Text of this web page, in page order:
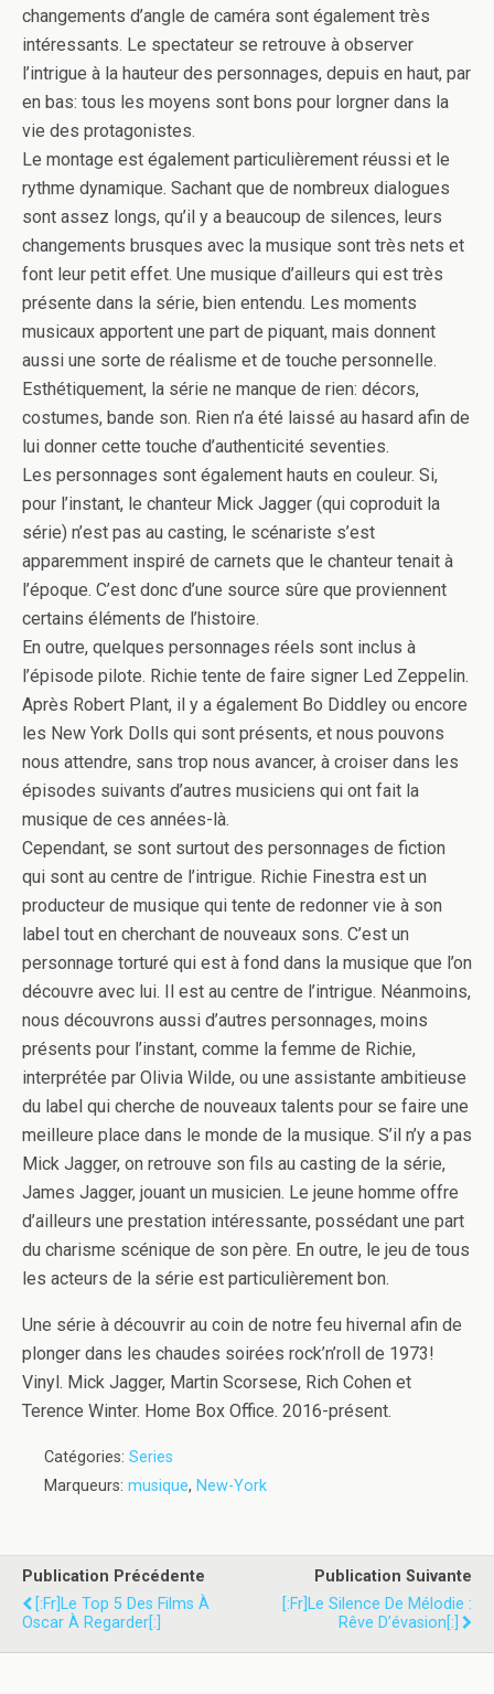
changements d’angle de caméra sont également très
intéressants. Le spectateur se retrouve à observer
l’intrigue à la hauteur des personnages, depuis en haut, par
en bas: tous les moyens sont bons pour lorgner dans la
vie des protagonistes.
Le montage est également particulièrement réussi et le
rythme dynamique. Sachant que de nombreux dialogues
sont assez longs, qu’il y a beaucoup de silences, leurs
changements brusques avec la musique sont très nets et
font leur petit effet. Une musique d’ailleurs qui est très
présente dans la série, bien entendu. Les moments
musicaux apportent une part de piquant, mais donnent
aussi une sorte de réalisme et de touche personnelle.
Esthétiquement, la série ne manque de rien: décors,
costumes, bande son. Rien n’a été laissé au hasard afin de
lui donner cette touche d’authenticité seventies.
Les personnages sont également hauts en couleur. Si,
pour l’instant, le chanteur Mick Jagger (qui coproduit la
série) n’est pas au casting, le scénariste s’est
apparemment inspiré de carnets que le chanteur tenait à
l’époque. C’est donc d’une source sûre que proviennent
certains éléments de l’histoire.
En outre, quelques personnages réels sont inclus à
l’épisode pilote. Richie tente de faire signer Led Zeppelin.
Après Robert Plant, il y a également Bo Diddley ou encore
les New York Dolls qui sont présents, et nous pouvons
nous attendre, sans trop nous avancer, à croiser dans les
épisodes suivants d’autres musiciens qui ont fait la
musique de ces années-là.
Cependant, se sont surtout des personnages de fiction
qui sont au centre de l’intrigue. Richie Finestra est un
producteur de musique qui tente de redonner vie à son
label tout en cherchant de nouveaux sons. C’est un
personnage torturé qui est à fond dans la musique que l’on
découvre avec lui. Il est au centre de l’intrigue. Néanmoins,
nous découvrons aussi d’autres personnages, moins
présents pour l’instant, comme la femme de Richie,
interprétée par Olivia Wilde, ou une assistante ambitieuse
du label qui cherche de nouveaux talents pour se faire une
meilleure place dans le monde de la musique. S’il n’y a pas
Mick Jagger, on retrouve son fils au casting de la série,
James Jagger, jouant un musicien. Le jeune homme offre
d’ailleurs une prestation intéressante, possédant une part
du charisme scénique de son père. En outre, le jeu de tous
les acteurs de la série est particulièrement bon.
Une série à découvrir au coin de notre feu hivernal afin de
plonger dans les chaudes soirées rock’n’roll de 1973!
Vinyl. Mick Jagger, Martin Scorsese, Rich Cohen et
Terence Winter. Home Box Office. 2016-présent.
Catégories: Series
Marqueurs: musique, New-York
Publication Précédente
[:fr]Le Top 5 Des Films À
Oscar À Regarder[:]
Publication Suivante
[:fr]Le Silence De Mélodie :
Rêve D’évasion[:]